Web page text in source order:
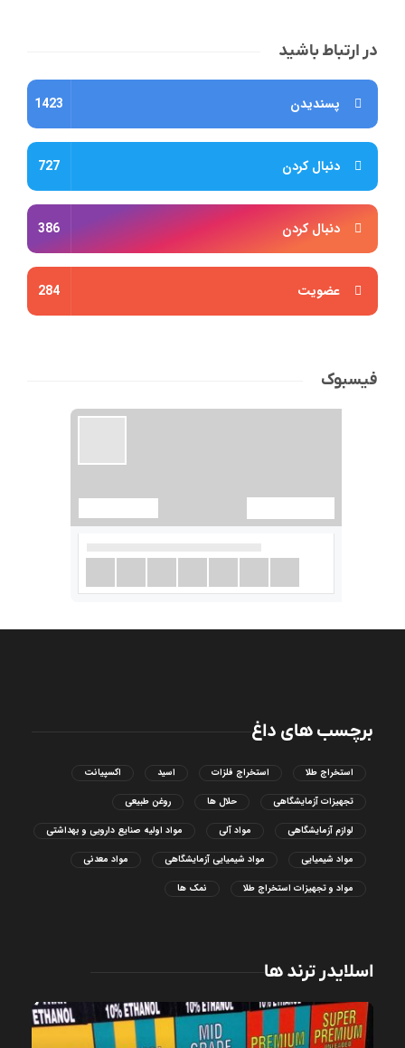
در ارتباط باشید
پسندیدن 1423
دنبال کردن 727
دنبال کردن 386
عضویت 284
فیسبوک
برچسب های داغ
استخراج طلا استخراج فلزات اسید اکسپیانت
تجهیزات آزمایشگاهی حلال ها روغن طبیعی
لوازم آزمایشگاهی مواد آلی مواد اولیه صنایع دارویی و بهداشتی
مواد شیمیایی مواد شیمیایی آزمایشگاهی مواد معدنی
مواد و تجهیزات استخراج طلا نمک ها
اسلایدر ترند ها